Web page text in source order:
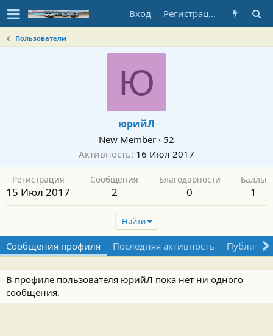
Вход Регистрация
Пользователи
Ю
юрийЛ
New Member · 52
Активность 16 Июл 2017
Регистрация
15 Июл 2017
Сообщения
2
Благодарности
0
Баллы
1
Найти
Сообщения профиля Последняя активность
В профиле пользователя юрийЛ пока нет ни одного
сообщения.